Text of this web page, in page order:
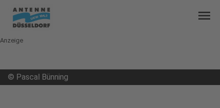
menu
Anzeige
© Pascal Bünning